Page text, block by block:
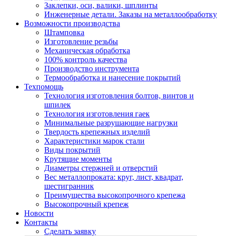
Заклепки, оси, валики, шплинты
Инженерные детали. Заказы на металлообработку
Возможности производства
Штамповка
Изготовление резьбы
Механическая обработка
100% контроль качества
Производство инструмента
Термообработка и нанесение покрытий
Техпомощь
Технология изготовления болтов, винтов и
шпилек
Технология изготовления гаек
Минимальные разрушающие нагрузки
Твердость крепежных изделий
Характеристики марок стали
Виды покрытий
Крутящие моменты
Диаметры стержней и отверстий
Вес металлопроката: круг, лист, квадрат,
шестигранник
Преимущества высокопрочного крепежа
Высокопрочный крепеж
Новости
Контакты
Сделать заявку